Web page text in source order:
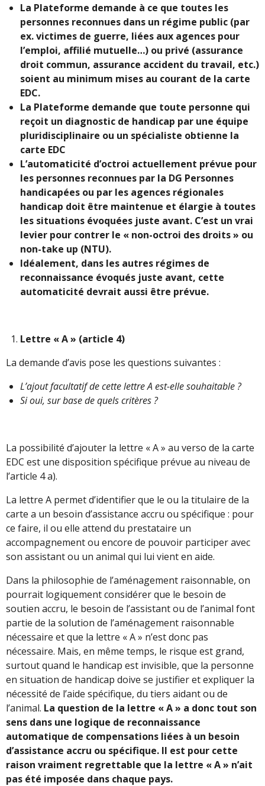
La Plateforme demande à ce que toutes les
personnes reconnues dans un régime public (par
ex. victimes de guerre, liées aux agences pour
l’emploi, affilié mutuelle…) ou privé (assurance
droit commun, assurance accident du travail, etc.)
soient au minimum mises au courant de la carte
EDC.
La Plateforme demande que toute personne qui
reçoit un diagnostic de handicap par une équipe
pluridisciplinaire ou un spécialiste obtienne la
carte EDC
L’automaticité d’octroi actuellement prévue pour
les personnes reconnues par la DG Personnes
handicapées ou par les agences régionales
handicap doit être maintenue et élargie à toutes
les situations évoquées juste avant. C’est un vrai
levier pour contrer le « non-octroi des droits » ou
non-take up (NTU).
Idéalement, dans les autres régimes de
reconnaissance évoqués juste avant, cette
automaticité devrait aussi être prévue.
Lettre « A » (article 4)
La demande d’avis pose les questions suivantes :
L’ajout facultatif de cette lettre A est-elle souhaitable ?
Si oui, sur base de quels critères ?
La possibilité d’ajouter la lettre « A » au verso de la carte
EDC est une disposition spécifique prévue au niveau de
l’article 4 a).
La lettre A permet d’identifier que le ou la titulaire de la
carte a un besoin d’assistance accru ou spécifique : pour
ce faire, il ou elle attend du prestataire un
accompagnement ou encore de pouvoir participer avec
son assistant ou un animal qui lui vient en aide.
Dans la philosophie de l’aménagement raisonnable, on
pourrait logiquement considérer que le besoin de
soutien accru, le besoin de l’assistant ou de l’animal font
partie de la solution de l’aménagement raisonnable
nécessaire et que la lettre « A » n’est donc pas
nécessaire. Mais, en même temps, le risque est grand,
surtout quand le handicap est invisible, que la personne
en situation de handicap doive se justifier et expliquer la
nécessité de l’aide spécifique, du tiers aidant ou de
l’animal. La question de la lettre « A » a donc tout son
sens dans une logique de reconnaissance
automatique de compensations liées à un besoin
d’assistance accru ou spécifique. Il est pour cette
raison vraiment regrettable que la lettre « A » n’ait
pas été imposée dans chaque pays.